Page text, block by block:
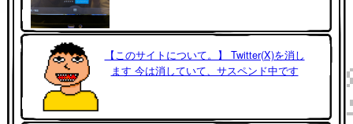
【このサイトについて。】 Twitter(X)を消し
ます 今は消していて、サスペンド中です